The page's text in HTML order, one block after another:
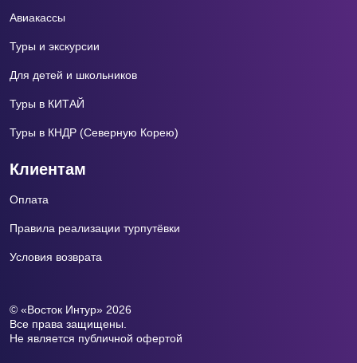
Авиакассы
Туры и экскурсии
Для детей и школьников
Туры в КИТАЙ
Туры в КНДР (Северную Корею)
Клиентам
Оплата
Правила реализации турпутёвки
Условия возврата
© «Восток Интур» 2026
Все права защищены.
Не является публичной офертой